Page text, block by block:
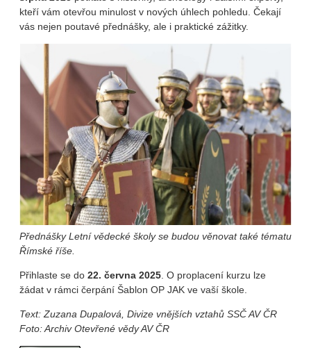
kteří vám otevřou minulost v nových úhlech pohledu. Čekají
vás nejen poutavé přednášky, ale i praktické zážitky.
Přednášky Letní vědecké školy se budou věnovat také tématu
Římské říše.
Přihlaste se do 22. června 2025 . O proplacení kurzu lze
žádat v rámci čerpání Šablon OP JAK ve vaší škole.
Text: Zuzana Dupalová, Divize vnějších vztahů SSČ AV ČR
Foto: Archiv Otevřené vědy AV ČR